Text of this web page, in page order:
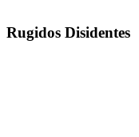
Rugidos Disidentes